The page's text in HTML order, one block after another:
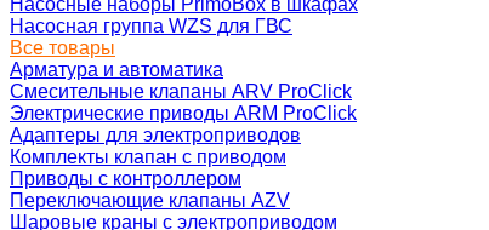
Насосные наборы PrimoBox в шкафах
Насосная группа WZS для ГВС
Все товары
Арматура и автоматика
Смесительные клапаны ARV ProClick
Электрические приводы ARM ProClick
Адаптеры для электроприводов
Комплекты клапан с приводом
Приводы с контроллером
Переключающие клапаны AZV
Шаровые краны с электроприводом